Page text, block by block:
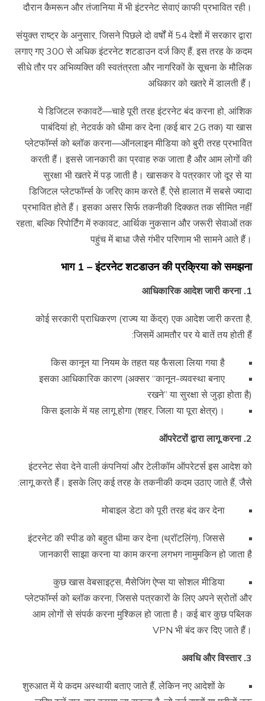
दौरान कैमरून और तंजानिया में भी इंटरनेट सेवाएं काफी प्रभावित रही।
संयुक्त राष्ट्र के अनुसार, जिसने पिछले दो वर्षों में 54 देशों में सरकार द्वारा
लगाए गए 300 से अधिक इंटरनेट शटडाउन दर्ज किए हैं, इस तरह के कदम
सीधे तौर पर अभिव्यक्ति की स्वतंत्रता और नागरिकों के सूचना के मौलिक
अधिकार को खतरे में डालती हैं।
ये डिजिटल रुकावटें—चाहे पूरी तरह इंटरनेट बंद करना हो, आंशिक
पाबंदियां हो, नेटवर्क को धीमा कर देना (कई बार 2G तक) या खास
प्लेटफॉर्म्स को ब्लॉक करना—ऑनलाइन मीडिया को बुरी तरह प्रभावित
करती हैं। इससे जानकारी का प्रवाह रुक जाता है और आम लोगों की
सुरक्षा भी खतरे में पड़ जाती है। खासकर वे पत्रकार जो दूर से या
डिजिटल प्लेटफॉर्म्स के जरिए काम करते हैं, ऐसे हालात में सबसे ज्यादा
प्रभावित होते हैं। इसका असर सिर्फ तकनीकी दिक्कत तक सीमित नहीं
रहता, बल्कि रिपोर्टिंग में रुकावट, आर्थिक नुकसान और जरूरी सेवाओं तक
पहुंच में बाधा जैसे गंभीर परिणाम भी सामने आते हैं।
भाग 1 – इंटरनेट शटडाउन की प्रक्रिया को समझना
1. आधिकारिक आदेश जारी करना
कोई सरकारी प्राधिकरण (राज्य या केंद्र) एक आदेश जारी करता है,
जिसमें आमतौर पर ये बातें तय होती हैं:
किस कानून या नियम के तहत यह फैसला लिया गया है
इसका आधिकारिक कारण (अक्सर “कानून-व्यवस्था बनाए
रखने” या सुरक्षा से जुड़ा होता है)
किस इलाके में यह लागू होगा (शहर, जिला या पूरा क्षेत्र)।
2. ऑपरेटरों द्वारा लागू करना
इंटरनेट सेवा देने वाली कंपनियां और टेलीकॉम ऑपरेटर्स इस आदेश को
लागू करते हैं। इसके लिए कई तरह के तकनीकी कदम उठाए जाते हैं, जैसे:
मोबाइल डेटा को पूरी तरह बंद कर देना
इंटरनेट की स्पीड को बहुत धीमा कर देना (थ्रॉटलिंग), जिससे
जानकारी साझा करना या काम करना लगभग नामुमकिन हो जाता है
कुछ खास वेबसाइट्स, मैसेजिंग ऐप्स या सोशल मीडिया
प्लेटफॉर्म्स को ब्लॉक करना, जिससे पत्रकारों के लिए अपने स्रोतों और
आम लोगों से संपर्क करना मुश्किल हो जाता है। कई बार कुछ पब्लिक
VPN भी बंद कर दिए जाते हैं।
3. अवधि और विस्तार
शुरुआत में ये कदम अस्थायी बताए जाते हैं, लेकिन नए आदेशों के